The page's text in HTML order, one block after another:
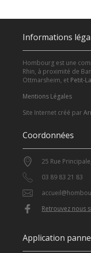
Informations
Hombourg est une
Rhin, à proximité de
Ottmarsheim, et Petit-
Mentions Légales
Site Internet créé par
Coordonnées
25 Rue
03 89 83 21 83
Retrouvez nous
Application